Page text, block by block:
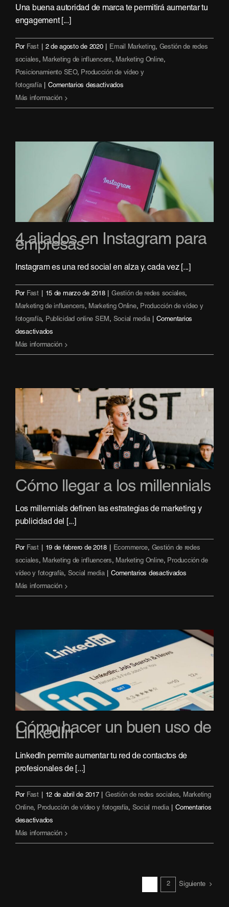
Una buena autoridad de marca te permitirá aumentar tu
engagement [...]
Por Fast 2 de agosto de 2020 Email Marketing, Gestión de redes
sociales, Marketing de influencers, Marketing Online,
Posicionamiento SEO, Producción de vídeo y
fotografía Comentarios desactivadosen
marca
con
Marketing
Más información
4 aliados en Instagram para
empresas
Instagram es una red social en alza y, cada vez [...]
Por Fast 15 de marzo de 2018 Gestión de redes sociales,
Marketing de influencers, Marketing Online, Producción de vídeo y
fotografía, Publicidad online SEM , Social media Comentarios
desactivadosen
4
empresas
Más información
Cómo llegar a los millennials
Los millennials definen las estrategias de marketing y
publicidad del [...]
Por Fast 19 de febrero de 2018 Ecommerce, Gestión de redes
sociales, Marketing de influencers, Marketing Online, Producción de
vídeo y fotografía, Social media Comentarios desactivadosen
millennials
Más información
Cómo hacer un buen uso de
LinkedIn
LinkedIn permite aumentar tu red de contactos de
profesionales de [...]
Por Fast 12 de abril de 2017 Gestión de redes sociales, Marketing
Online, Producción de vídeo y fotografía, Social media Comentarios
desactivadosen
Cómo
Más información
2 Siguiente